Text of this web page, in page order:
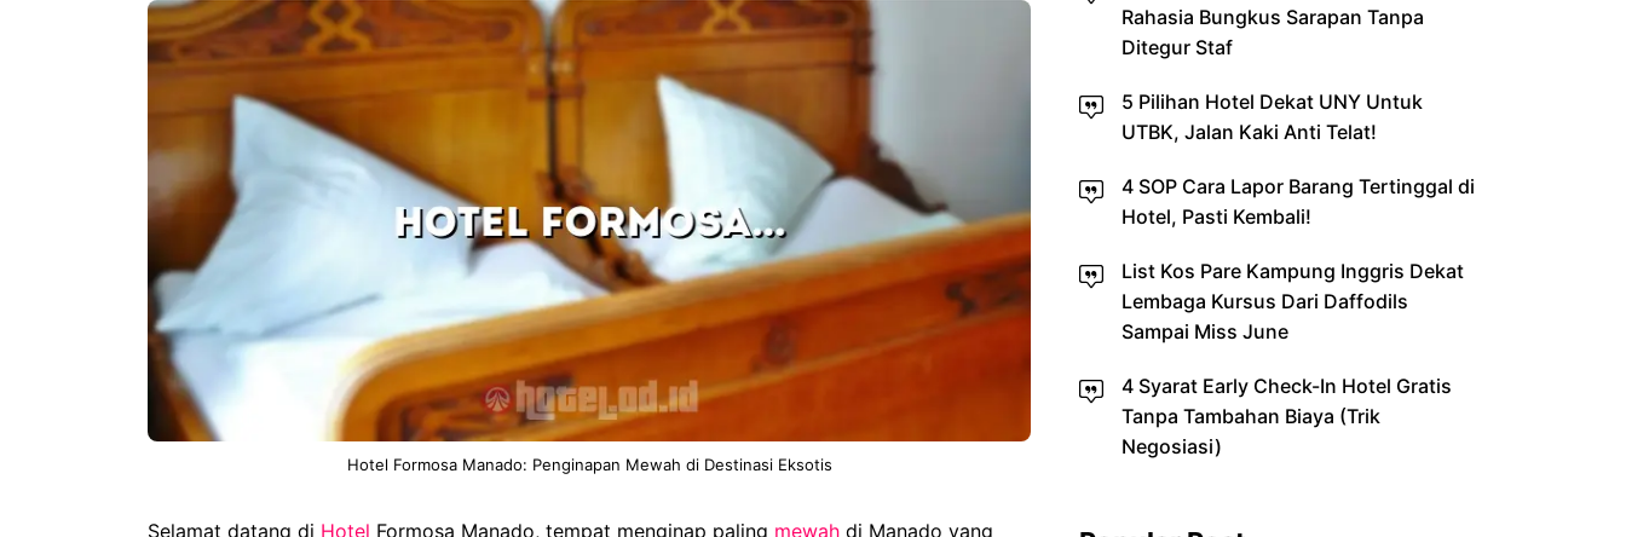
Hotel Formosa Manado: Penginapan Mewah di Destinasi Eksotis
Selamat datang di Hotel Formosa Manado, tempat menginap paling mewah di Manado yang
Rahasia Bungkus Sarapan Tanpa
Ditegur Staf
5 Pilihan Hotel Dekat UNY Untuk
UTBK, Jalan Kaki Anti Telat!
4 SOP Cara Lapor Barang Tertinggal di
Hotel, Pasti Kembali!
List Kos Pare Kampung Inggris Dekat
Lembaga Kursus Dari Daffodils
Sampai Miss June
4 Syarat Early Check-In Hotel Gratis
Tanpa Tambahan Biaya (Trik
Negosiasi)